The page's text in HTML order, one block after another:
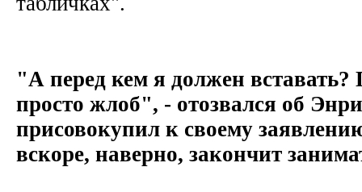
"А перед кем я должен вставать?
просто жлоб", - отозвался об
присовокупил к своему
вскоре, наверно, закончит